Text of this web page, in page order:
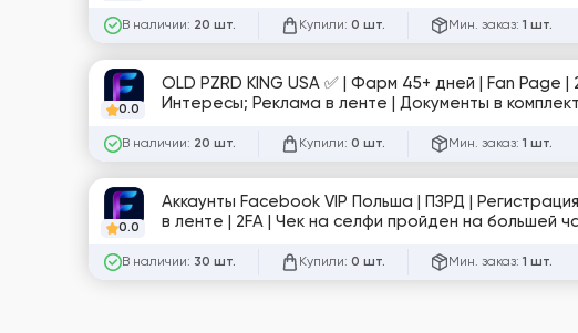
В наличии: 20 шт. Купили: 0 шт. Мин. заказ: 1 шт.
0.0
OLD PZRD KING USA ✅ | Фарм 45+ дней | Fan Page
Интересы; Реклама в ленте | Документы в
В наличии: 20 шт. Купили: 0 шт. Мин. заказ: 1 шт.
0.0
Аккаунты Facebook VIP Польша | ПЗРД |
в ленте | 2FA | Чек на селфи пройден на большей
Подходят для автозалива. Запуск без отлёжки | Рег.
В наличии: 30 шт. Купили: 0 шт. Мин. заказ: 1 шт.